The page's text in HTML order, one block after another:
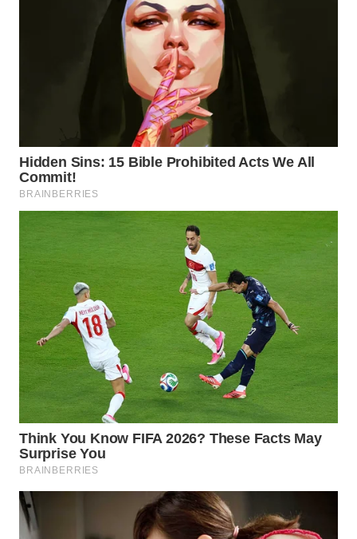
WN
KARO
SIMALUNGUN
WN
LABUHANBATU
WN
TAPANULI
TENGAH
WN DELI
WN
TEBING
TINGGI